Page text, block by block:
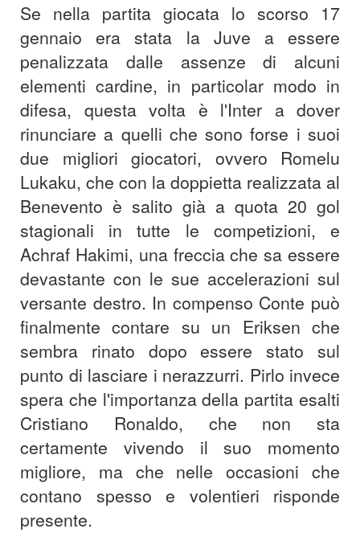
Se nella partita giocata lo scorso 17
gennaio era stata la Juve a essere
penalizzata dalle assenze di alcuni
elementi cardine, in particolar modo in
difesa, questa volta è l'Inter a dover
rinunciare a quelli che sono forse i suoi
due migliori giocatori, ovvero Romelu
Lukaku, che con la doppietta realizzata al
Benevento è salito già a quota 20 gol
stagionali in tutte le competizioni, e
Achraf Hakimi, una freccia che sa essere
devastante con le sue accelerazioni sul
versante destro. In compenso Conte può
finalmente contare su un Eriksen che
sembra rinato dopo essere stato sul
punto di lasciare i nerazzurri. Pirlo invece
spera che l'importanza della partita esalti
Cristiano Ronaldo, che non sta
certamente vivendo il suo momento
migliore, ma che nelle occasioni che
contano spesso e volentieri risponde
presente.